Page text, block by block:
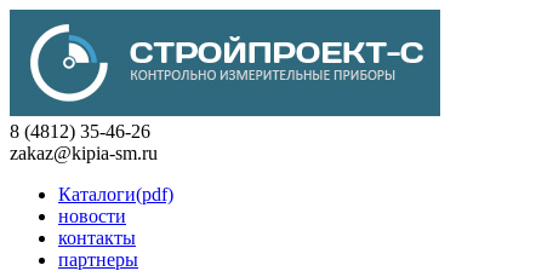
8 (4812) 35-46-26
zakaz@kipia-sm.ru
Каталоги(pdf)
новости
контакты
партнеры